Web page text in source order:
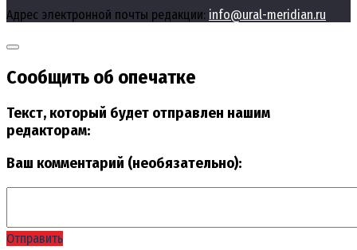
Адрес электронной почты редакции: info@ural-meridian.ru
Сообщить об опечатке
Текст, который будет отправлен нашим
редакторам:
Ваш комментарий (необязательно):
Отправить